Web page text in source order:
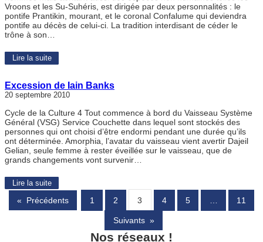
Vroons et les Su-Suhéris, est dirigée par deux personnalités : le
pontife Prantikin, mourant, et le coronal Confalume qui deviendra
pontife au décès de celui-ci. La tradition interdisant de céder le
trône à son…
Lire la suite
Excession de Iain Banks
20 septembre 2010
Cycle de la Culture 4 Tout commence à bord du Vaisseau Système
Général (VSG) Service Couchette dans lequel sont stockés des
personnes qui ont choisi d’être endormi pendant une durée qu’ils
ont déterminée. Amorphia, l’avatar du vaisseau vient avertir Dajeil
Gelian, seule femme à rester éveillée sur le vaisseau, que de
grands changements vont survenir…
Lire la suite
« Précédents 1 2 3 4 5 11
Suivants »
Nos réseaux !